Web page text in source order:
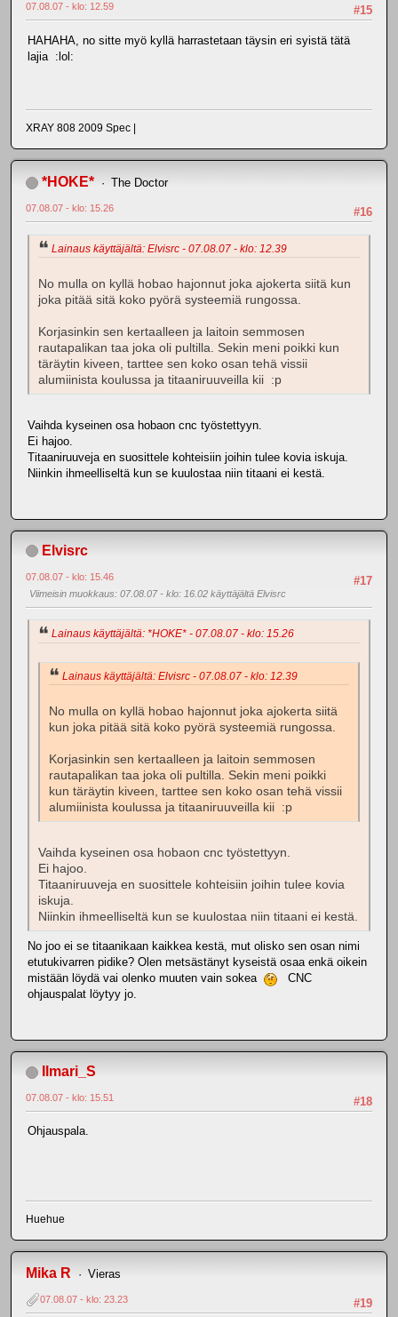
#15
07.08.07 - klo: 12.59
HAHAHA, no sitte myö kyllä harrastetaan täysin eri syistä tätä
lajia :lol:
XRAY 808 2009 Spec |
*HOKE* The Doctor
#16
07.08.07 - klo: 15.26
Lainaus käyttäjältä: Elvisrc - 07.08.07 - klo: 12.39
No mulla on kyllä hobao hajonnut joka ajokerta siitä kun
joka pitää sitä koko pyörä systeemiä rungossa.
Korjasinkin sen kertaalleen ja laitoin semmosen
rautapalikan taa joka oli pultilla. Sekin meni poikki kun
täräytin kiveen, tarttee sen koko osan tehä vissii
alumiinista koulussa ja titaaniruuveilla kii :p
Vaihda kyseinen osa hobaon cnc työstettyyn.
Ei hajoo.
Titaaniruuveja en suosittele kohteisiin joihin tulee kovia iskuja.
Niinkin ihmeelliseltä kun se kuulostaa niin titaani ei kestä.
Elvisrc
#17
07.08.07 - klo: 15.46
Viimeisin muokkaus: 07.08.07 - klo: 16.02 käyttäjältä Elvisrc
Lainaus käyttäjältä: *HOKE* - 07.08.07 - klo: 15.26
Lainaus käyttäjältä: Elvisrc - 07.08.07 - klo: 12.39
No mulla on kyllä hobao hajonnut joka ajokerta siitä
kun joka pitää sitä koko pyörä systeemiä rungossa.
Korjasinkin sen kertaalleen ja laitoin semmosen
rautapalikan taa joka oli pultilla. Sekin meni poikki
kun täräytin kiveen, tarttee sen koko osan tehä vissii
alumiinista koulussa ja titaaniruuveilla kii :p
Vaihda kyseinen osa hobaon cnc työstettyyn.
Ei hajoo.
Titaaniruuveja en suosittele kohteisiin joihin tulee kovia
iskuja.
Niinkin ihmeelliseltä kun se kuulostaa niin titaani ei kestä.
No joo ei se titaanikaan kaikkea kestä, mut olisko sen osan nimi
etutukivarren pidike? Olen metsästänyt kyseistä osaa enkä oikein
mistään löydä vai olenko muuten vain sokea
CNC
ohjauspalat löytyy jo.
Ilmari_S
#18
07.08.07 - klo: 15.51
Ohjauspala.
Huehue
Mika R Vieras
#19
07.08.07 - klo: 23.23